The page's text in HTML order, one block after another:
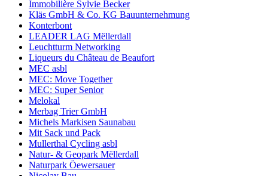
Immobilière Sylvie Becker
Kläs GmbH & Co. KG Bauunternehmung
Konterbont
LEADER LAG Mëllerdall
Leuchtturm Networking
Liqueurs du Château de Beaufort
MEC asbl
MEC: Move Together
MEC: Super Senior
Melokal
Merbag Trier GmbH
Michels Markisen Saunabau
Mit Sack und Pack
Mullerthal Cycling asbl
Natur- & Geopark Mëllerdall
Naturpark Öewersauer